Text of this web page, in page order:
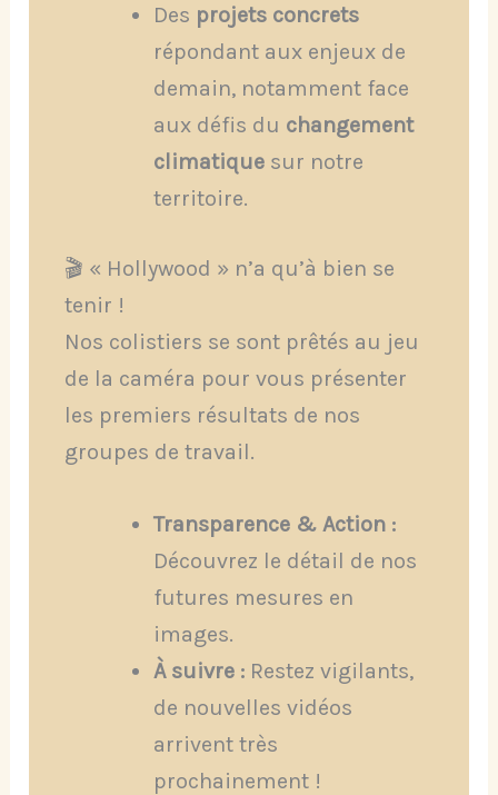
Des projets concrets
répondant aux enjeux de
demain, notamment face
aux défis du changement
climatiquesur notre
territoire.
🎬 « Hollywood » n’a qu’à bien se
tenir !
Nos colistiers se sont prêtés au jeu
de la caméra pour vous présenter
les premiers résultats de nos
groupes de travail.
Transparence & Action :
Découvrez le détail de nos
futures mesures en
images.
À suivre :Restez vigilants,
de nouvelles vidéos
arrivent très
prochainement !